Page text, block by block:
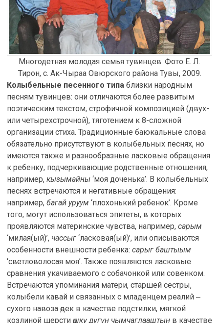
Многодетная молодая семья тувинцев. Фото Е. Л.
Тирон, с. Ак-Чыраа Овюрского района Тувы, 2009.
Колыбельные песенного типа близки народным
песням тувинцев: они отличаются более развитым
поэтическим текстом, строфичной композицией (двух-
или четырехстрочной), тяготением к 8-сложной
организации стиха. Традиционные баюкальные слова
обязательно присутствуют в колыбельных песнях, но
имеются также и разнообразные ласковые обращения
к ребенку, подчеркивающие родственные отношения,
например, кызымайны ‘моя доченька’. В колыбельных
песнях встречаются и негативные обращения:
например, багай уруум ‘плохонький ребенок’. Кроме
того, могут использоваться эпитеты, в которых
проявляются материнские чувства, например, сарым
‘милая(ый)’, чассыг ‘ласковая(ый)’, или описываются
особенности внешности ребенка: сарыг баштыым
‘светловолосая моя’. Также появляются ласковые
сравнения укачиваемого с собачонкой или совенком.
Встречаются упоминания матери, старшей сестры,
колыбели кавай и связанных с младенцем реалий ‒
сухого навоза өдек в качестве подстилки, мягкой
козлиной шерсти өшкү дүгүн чымчаглааштын в качестве